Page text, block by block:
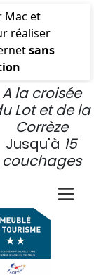
Mac et
réaliser
sans
A la croisée
Lot et de la
Corrèze
Jusqu'à 15
couchages